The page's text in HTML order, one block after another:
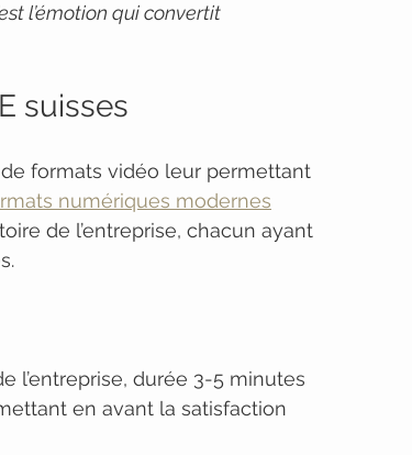
l’émotion qui convertit
suisses
de formats vidéo leur permettant
numériques modernes
de l’entreprise, chacun ayant
l’entreprise, durée 3-5 minutes
en avant la satisfaction